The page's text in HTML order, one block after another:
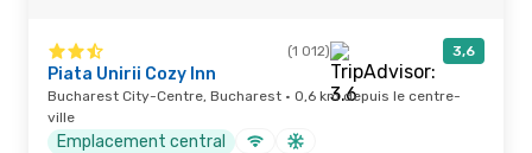
(1 012) 3,6
Piata Unirii Cozy Inn
Bucharest City-Centre, Bucharest · 0,6 km depuis le centre-
ville
Emplacement central